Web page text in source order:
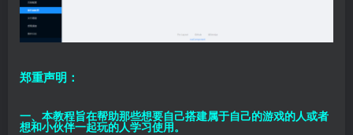
郑重声明：
一、本教程旨在帮助那些想要自己搭建属于自己的游戏的人或者
想和小伙伴一起玩的人学习使用。